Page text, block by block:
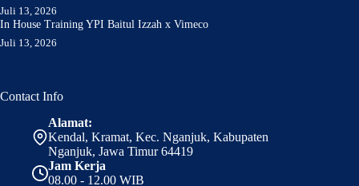
Juli 13, 2026
In House Training YPI Baitul Izzah x Vimeco
Juli 13, 2026
Contact Info
Alamat:
Kendal, Kramat, Kec. Nganjuk, Kabupaten
Nganjuk, Jawa Timur 64419
Jam Kerja
08.00 - 12.00 WIB